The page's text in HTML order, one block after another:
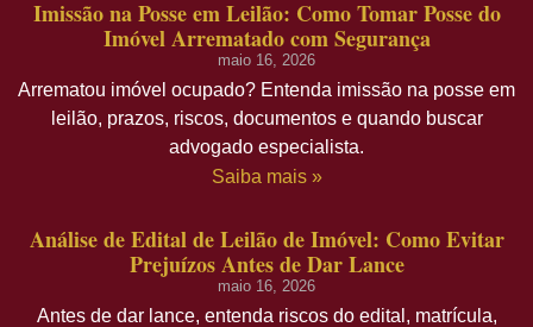
Imissão na Posse em Leilão: Como Tomar Posse do
Imóvel Arrematado com Segurança
maio 16, 2026
Arrematou imóvel ocupado? Entenda imissão na posse em
leilão, prazos, riscos, documentos e quando buscar
advogado especialista.
Saiba mais »
Análise de Edital de Leilão de Imóvel: Como Evitar
Prejuízos Antes de Dar Lance
maio 16, 2026
Antes de dar lance, entenda riscos do edital, matrícula,